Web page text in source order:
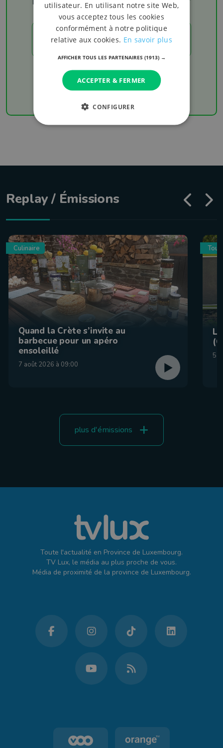
LES RÉSULTATS
Chaque week-end retrouvez les derniers
résultats de votre équipe favorite
Replay / Émissions
Culinaire
Quand la Crète s’invite au
barbecue pour un apéro
ensoleillé
7 août 2026 à 09:00
5
plus d'émissions
Toute l'actualité en Province de Luxembourg.
TV Lux, le média au plus proche de vous.
Média de proximité de la province de Luxembourg.
utilisateur. En utilisant notre site Web,
vous acceptez tous les cookies
conformément à notre politique
relative aux cookies. En savoir plus
AFFICHER TOUS LES PARTENAIRES (1913) →
ACCEPTER & FERMER
CONFIGURER